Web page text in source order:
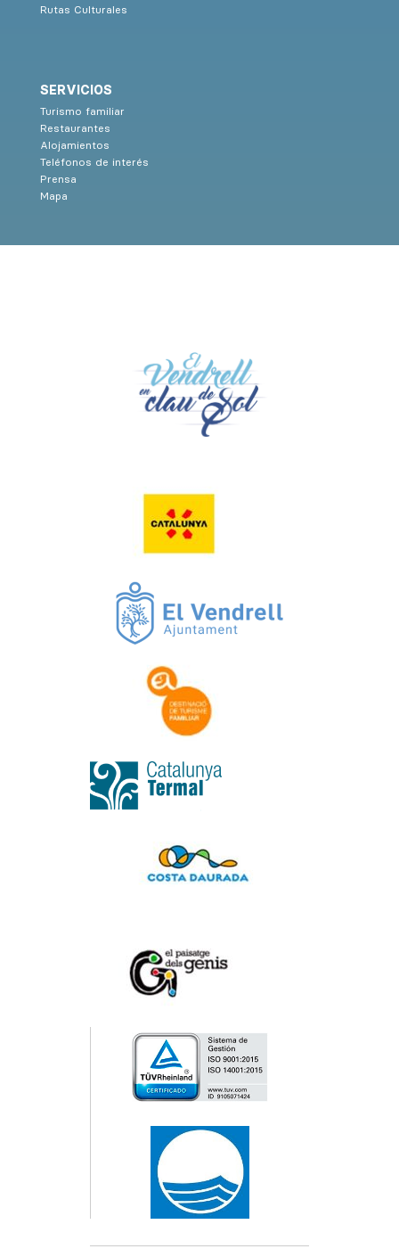
Rutas Culturales
SERVICIOS
Turismo familiar
Restaurantes
Alojamientos
Teléfonos de interés
Prensa
Mapa